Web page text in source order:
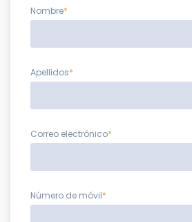
Nombre*
Apellidos*
Correo electrónico*
Número de móvil*